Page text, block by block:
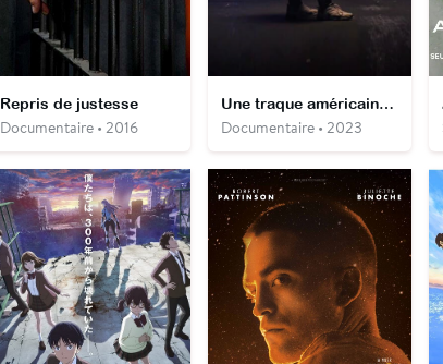
Repris de justesse
Documentaire • 2016
Une traque américaine : l'attentat du marathon de Boston
Documentaire • 2023